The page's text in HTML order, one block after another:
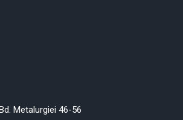
Metalurgiei 46-56